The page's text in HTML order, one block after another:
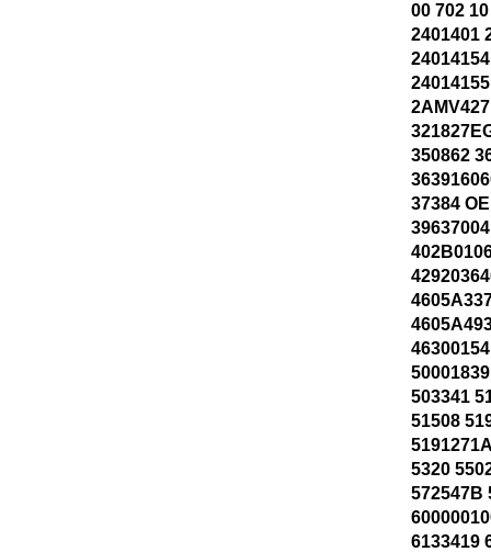
00 702
2401401
350862
37384
503341
51508
5320
572547B
6133419